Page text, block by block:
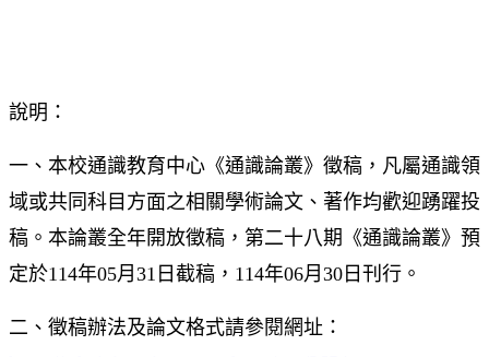
說明：
一、本校通識教育中心《通識論叢》徵稿，凡屬通識領
域或共同科目方面之相關學術論文、著作均歡迎踴躍投
稿。本論叢全年開放徵稿，第二十八期《通識論叢》預
定於114年05月31日截稿，114年06月30日刊行。
二、徵稿辦法及論文格式請參閱網址：